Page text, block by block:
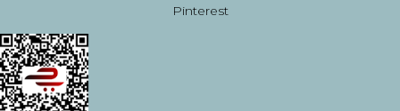
Pinterest